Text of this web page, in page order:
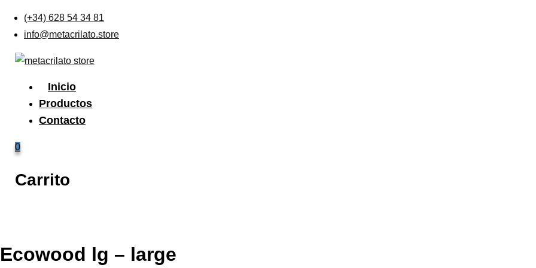
Skip
content
(+34) 628 54 34 81
info@metacrilato.store
Inicio
Productos
Contacto
0
Carrito
Ecowood lg – large